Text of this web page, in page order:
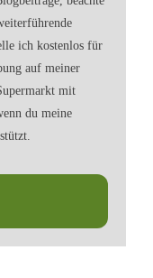
ich kostenlos für
auf meiner
mit
du meine